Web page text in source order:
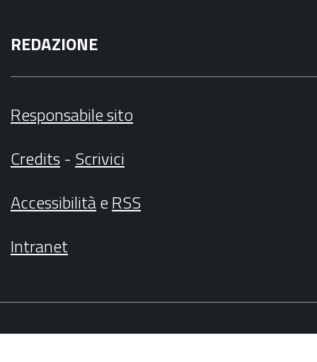
REDAZIONE
Responsabile sito
Credits- Scrivici
AccessibilitàeRSS
Intranet